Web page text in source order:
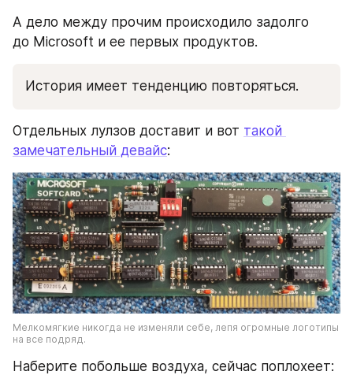
А дело между прочим происходило задолго
до Microsoft и ее первых продуктов.
История имеет тенденцию повторяться.
Отдельных лулзов доставит и вот такой
замечательный девайс:
Мелкомягкие никогда не изменяли себе, лепя огромные логотипы
на все подряд.
Наберите побольше воздуха, сейчас поплохеет: